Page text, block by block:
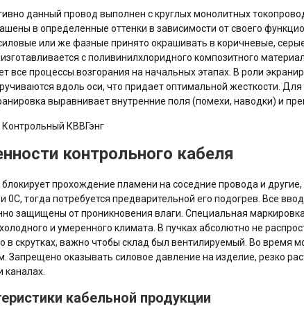
данный провод выполнен с круглых монолитных
в определенные оттенки в зависимости от своего
или же фазные принято окрашивать в коричневые,
с поливинилхлоридного композитного
все процессы возгорания на начальных этапах. В роли
вдоль оси, что придает оптимальной жесткости.
выравнивает внутренние поля (помехи, наводки) и
контрольного кабеля
блокирует прохождение пламени на соседние провода и
0С, тогда потребуется предварительной его подогрев. Все
защищены от проникновения влаги. Специальная
и умеренного климата. В пучках абсолютно не
в скрутках, важно чтобы склад был вентилируемый. Во время
Запрещено оказывать силовое давление на изделие, резко
каналах.
кабельной продукции